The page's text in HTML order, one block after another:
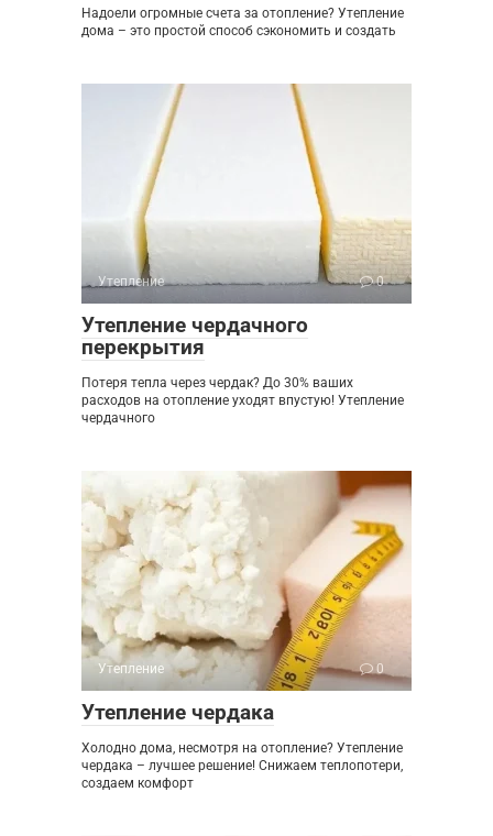
Надоели огромные счета за отопление? Утепление
дома – это простой способ сэкономить и создать
Утепление 0
Утепление чердачного
перекрытия
Потеря тепла через чердак? До 30% ваших
расходов на отопление уходят впустую! Утепление
чердачного
Утепление 0
Утепление чердака
Холодно дома, несмотря на отопление? Утепление
чердака – лучшее решение! Снижаем теплопотери,
создаем комфорт